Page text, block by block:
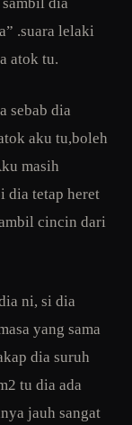
.suara lelaki
atok tu.
sebab dia
aku tu,boleh
masih
dia tetap heret
cincin dari
ni, si dia
yang sama
dia suruh
tu dia ada
jauh sangat